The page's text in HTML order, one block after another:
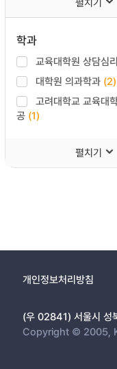
학과
교육대학원 상담심
대학원 의과학과 (2)
고려대학교 교육대
공 (1)
펼치기
개인정보처리방침
(우 02841) 서울시 성
Copyright © 2005,